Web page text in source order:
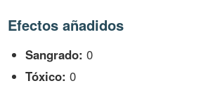
Efectos añadidos
Sangrado: 0
Tóxico: 0